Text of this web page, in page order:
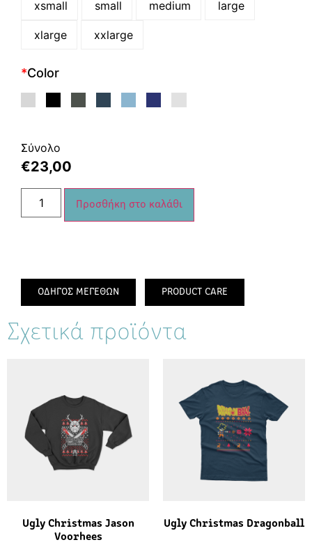
xsmall small medium large
xlarge xxlarge
*Color
Σύνολο
€23,00
Προσθήκη στο καλάθι
ΟΔΗΓΟΣ ΜΕΓΕΘΩΝ PRODUCT CARE
Σχετικά προϊόντα
Ugly Christmas Jason
Voorhees
Ugly Christmas Dragonball